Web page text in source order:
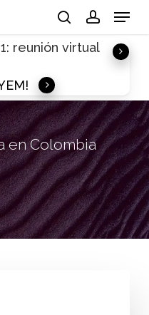
Menu
reunión virtual
en Colombia